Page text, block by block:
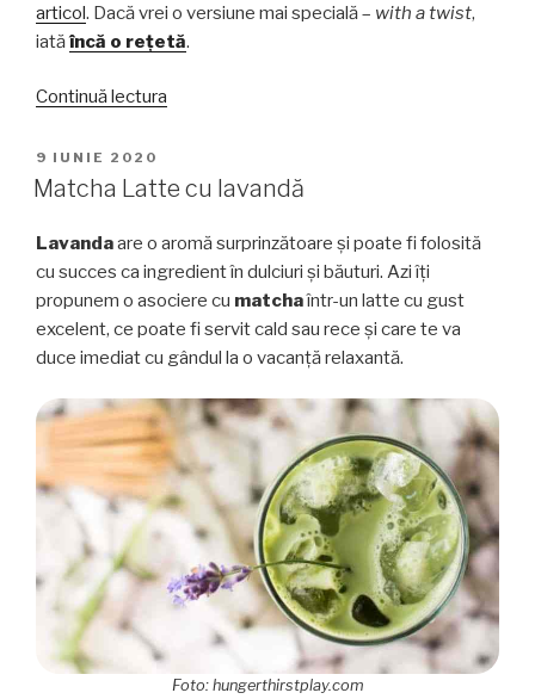
articol. Dacă vrei o versiune mai specială – with a twist,
iatăîncă o rețetă.
Continuă lectura
a
matcha”
PUBLICAT
PE
9 IUNIE 2020
Matcha Latte cu lavandă
Lavandaare o aromă surprinzătoare și poate fi folosită
cu succes ca ingredient în dulciuri și băuturi. Azi îți
propunem o asociere cu matchaîntr-un latte cu gust
excelent, ce poate fi servit cald sau rece și care te va
duce imediat cu gândul la o vacanță relaxantă.
Foto: hungerthirstplay.com